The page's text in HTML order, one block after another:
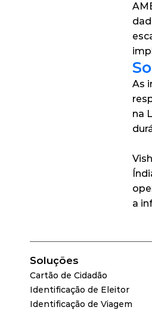
As
na
a
Soluções
Cartão de Cidadão
Identificação de Eleitor
Identificação de Viagem